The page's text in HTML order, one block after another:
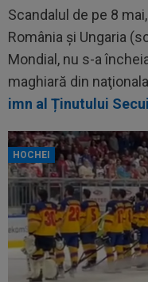
Scandalul de pe 8
România și Ungaria
Mondial, nu s-a
maghiară din
imn al Ținutului
HOCHEI